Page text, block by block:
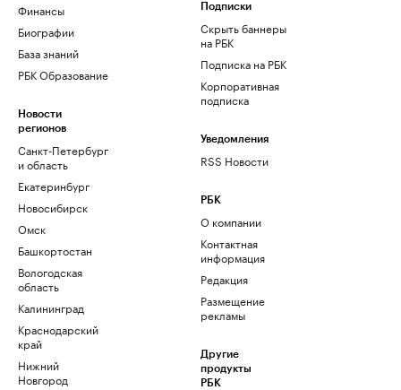
Финансы
Биографии
База знаний
РБК Образование
Новости
регионов
Санкт-Петербург
и область
Екатеринбург
Новосибирск
Омск
Башкортостан
Вологодская
область
Калининград
Краснодарский
край
Нижний
Новгород
Подписки
Скрыть баннеры
на РБК
Подписка на РБК
Корпоративная
подписка
Уведомления
RSS Новости
РБК
О компании
Контактная
информация
Редакция
Размещение
рекламы
Другие
продукты
РБК